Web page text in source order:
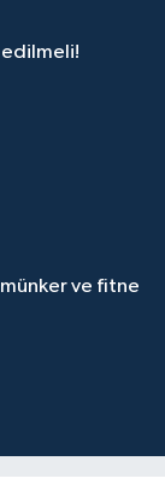
edilmeli!
ve fitne